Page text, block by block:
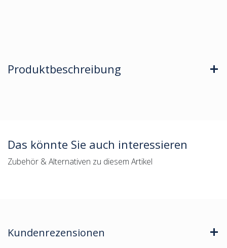
Produktbeschreibung
Das könnte Sie auch interessieren
Zubehör & Alternativen zu diesem Artikel
Kundenrezensionen